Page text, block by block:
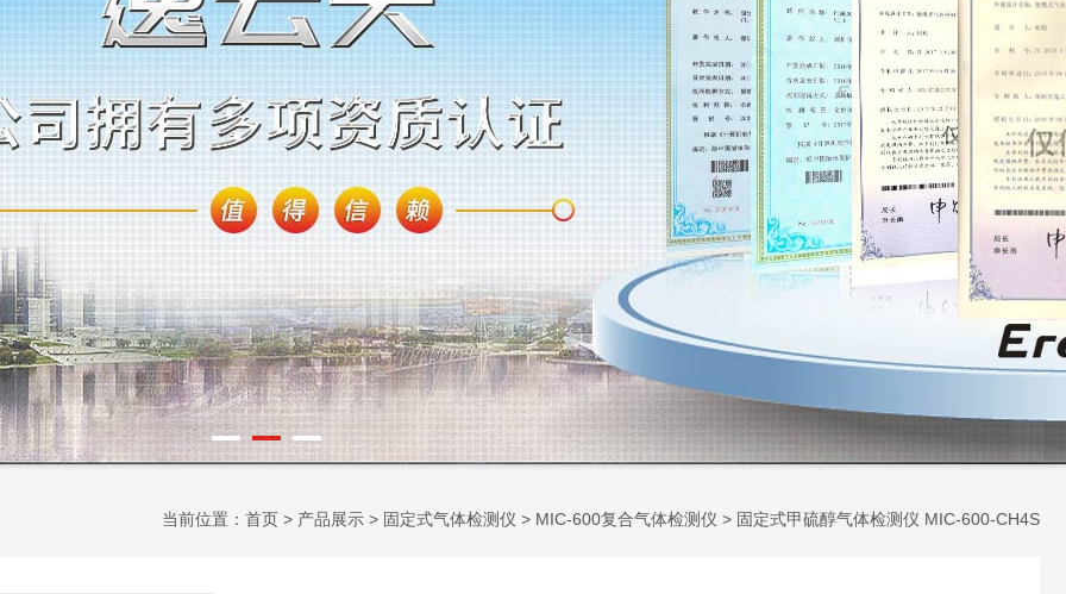
当前位置： 首页 > 产品展示 > 固定式气体检测仪 > MIC-600复合气体检测仪 > 固定式甲硫醇气体检测仪 MIC-600-CH4S